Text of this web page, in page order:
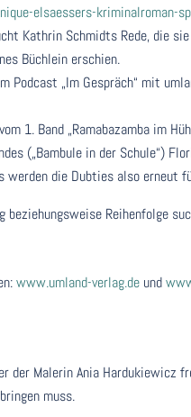
elsaessers-kriminalroman-
Kathrin Schmidts Rede, die
Büchlein erschien.
Podcast „Im Gespräch“ mit
1. Band „Ramabazamba im
(„Bambule in der Schule“)
die Dubties also erneut
Reihenfolge
www.umland-verlag.de und
Malerin Ania Hardukiewicz
muss.